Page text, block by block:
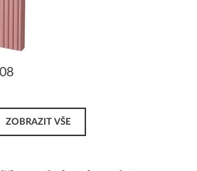
ZOBRAZIT VŠE